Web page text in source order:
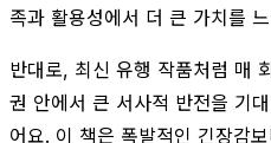
족과 활용성에서 더 큰 가치를
반대로, 최신 유행 작품처럼 매
권 안에서 큰 서사적 반전을 기
어요. 이 책은 폭발적인 긴장감